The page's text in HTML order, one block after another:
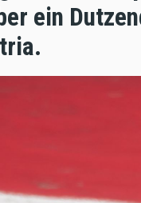
ein